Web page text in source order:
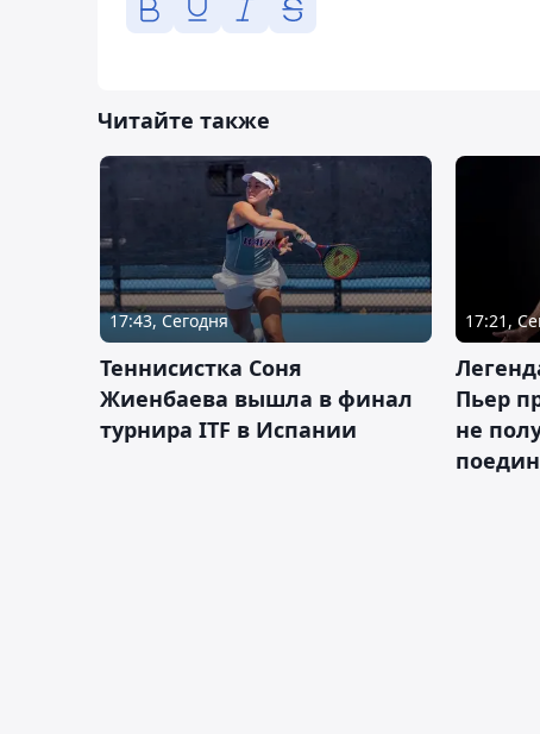
Читайте также
17:43, Сегодня
Теннисистка Соня
Жиенбаева вышла в финал
турнира ITF в Испании
17:21,
Пьер
не